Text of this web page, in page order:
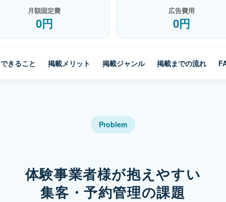
月額固定費
0円
広告費用
0円
できること 掲載メリット 掲載ジャンル 掲載までの流れ
Problem
体験事業者様が抱えやすい
集客・予約管理の課題